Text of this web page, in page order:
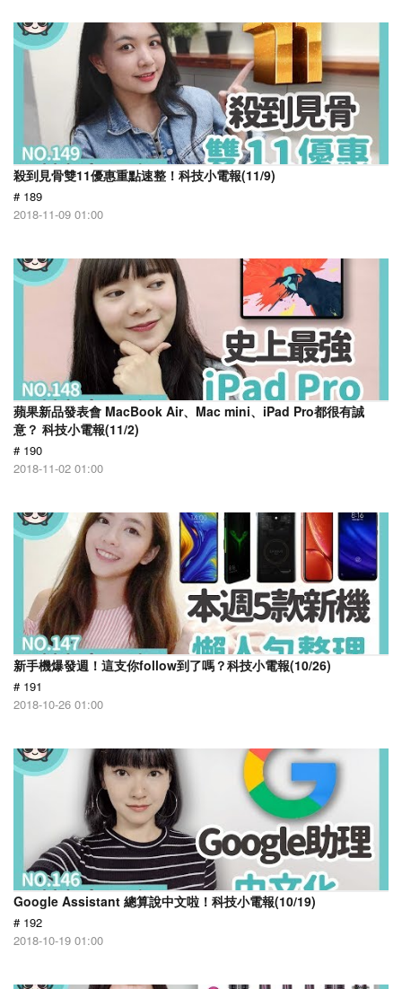
殺到見骨雙11優惠重點速整！科技小電報(11/9)
# 189
2018-11-09 01:00
蘋果新品發表會 MacBook Air、Mac mini、iPad Pro都很有誠
意？ 科技小電報(11/2)
# 190
2018-11-02 01:00
新手機爆發週！這支你follow到了嗎？科技小電報(10/26)
# 191
2018-10-26 01:00
Google Assistant 總算說中文啦！科技小電報(10/19)
# 192
2018-10-19 01:00